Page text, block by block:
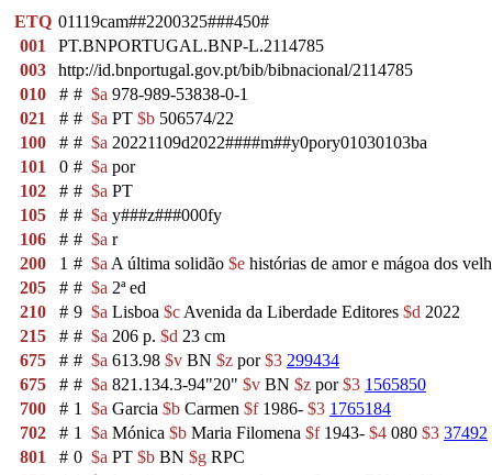
ETQ 01119cam##2200325###450#
001
PT.BNPORTUGAL.BNP-L.2114785
003
http://id.bnportugal.gov.pt/bib/bibnacional/2114785
010
# # $a 978-989-53838-0-1
021
# # $a PT $b 506574/22
100
# # $a 20221109d2022####m##y0pory01030103ba
101
0 # $a por
102
# # $a PT
105
# # $a y###z###000fy
106
# # $a r
200
1 # $a A última solidão $e histórias de amor e mágoa dos
205
# # $a 2ª ed
210
# 9 $a Lisboa $c Avenida da Liberdade Editores $d 2022
215
# # $a 206 p. $d 23 cm
675
# # $a 613.98 $v BN $z por$3 299434
675
# # $a 821.134.3-94"20" $v BN $z por$3 1565850
700
# 1 $a Garcia $b Carmen $f1986- $3 1765184
702
# 1 $a Mónica $b Maria Filomena $f1943- $4 080 $3 37492
801
# 0 $a PT $b BN $g RPC